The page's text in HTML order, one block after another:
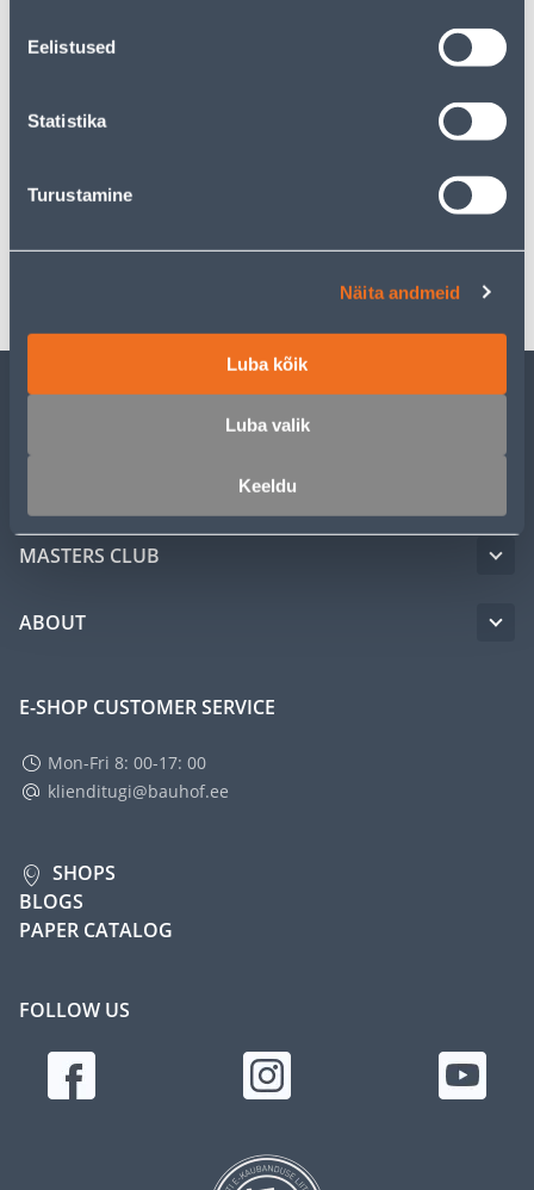
Eelistused
Statistika
Turustamine
Näita andmeid
Luba kõik
Luba valik
Keeldu
Specification
MASTERS CLUB
ABOUT
E-SHOP CUSTOMER SERVICE
Mon-Fri 8: 00-17: 00
klienditugi@bauhof.ee
SHOPS
BLOGS
PAPER CATALOG
FOLLOW US